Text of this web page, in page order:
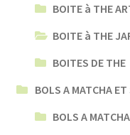
BOITE à THE
BOITE à THE
BOITES DE THE
BOLS A MATCHA
BOLS A MATCHA